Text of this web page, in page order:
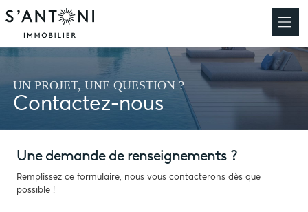
UN PROJET, UNE QUESTION ?
Contactez-nous
Une demande de renseignements ?
Remplissez ce formulaire, nous vous contacterons dès que
possible !